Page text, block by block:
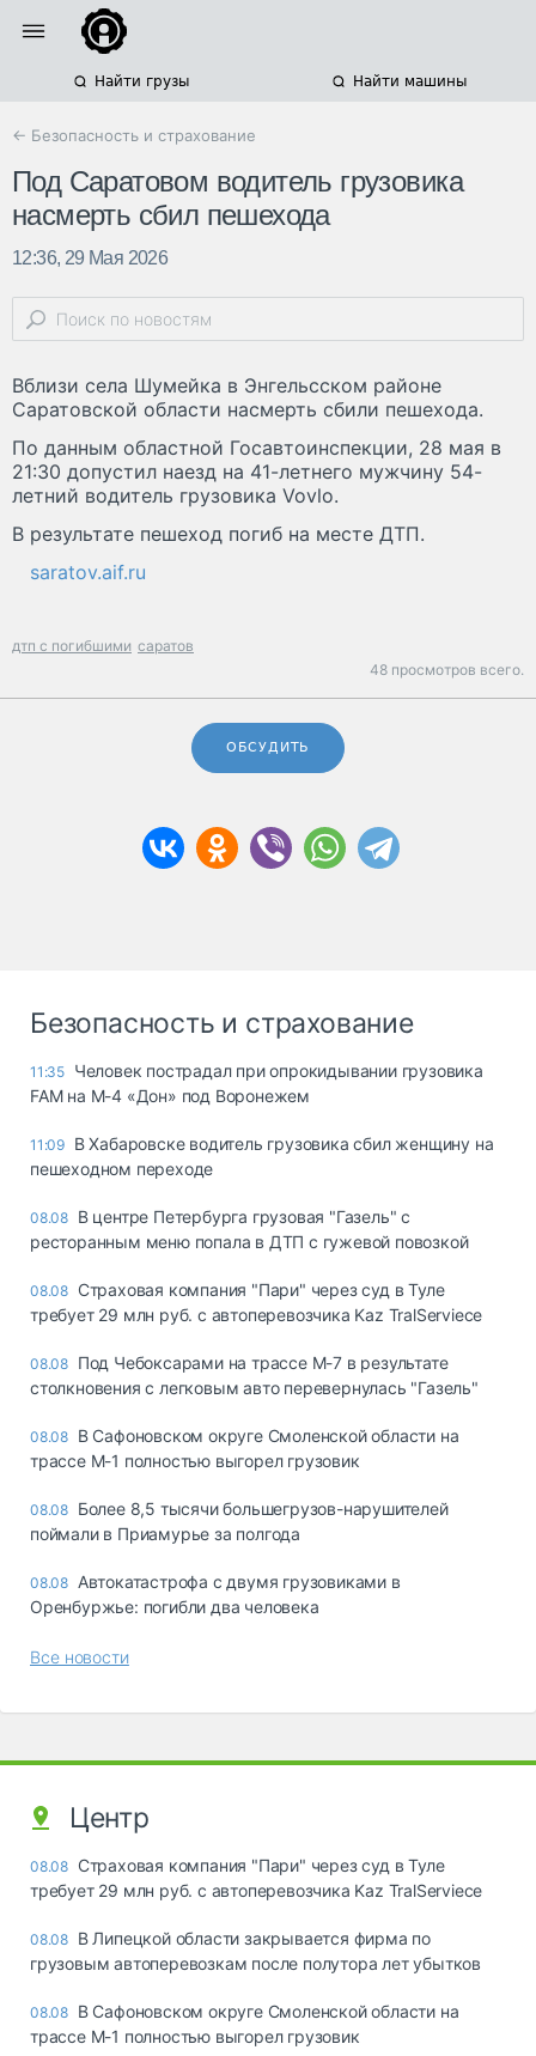
Найти грузы Найти машины
← Безопасность и страхование
Под Саратовом водитель грузовика
насмерть сбил пешехода
12:36, 29 Мая 2026
Вблизи села Шумейка в Энгельсском районе
Саратовской области насмерть сбили пешехода.
По данным областной Госавтоинспекции, 28 мая в
21:30 допустил наезд на 41-летнего мужчину 54-
летний водитель грузовика Vovlo.
В результате пешеход погиб на месте ДТП.
saratov.aif.ru
дтп с погибшими саратов
48 просмотров всего.
ОБСУДИТЬ
Безопасность и страхование
11:35 Человек пострадал при опрокидывании грузовика
FAM на М-4 «Дон» под Воронежем
11:09 В Хабаровске водитель грузовика сбил женщину на
пешеходном переходе
08.08 В центре Петербурга грузовая "Газель" с
ресторанным меню попала в ДТП с гужевой повозкой
08.08 Страховая компания "Пари" через суд в Туле
требует 29 млн руб. с автоперевозчика Kaz TralServiece
08.08 Под Чебоксарами на трассе М-7 в результате
столкновения с легковым авто перевернулась "Газель"
08.08 В Сафоновском округе Смоленской области на
трассе М-1 полностью выгорел грузовик
08.08 Более 8,5 тысячи большегрузов-нарушителей
поймали в Приамурье за полгода
08.08 Автокатастрофа с двумя грузовиками в
Оренбуржье: погибли два человека
Все новости
Центр
08.08 Страховая компания "Пари" через суд в Туле
требует 29 млн руб. с автоперевозчика Kaz TralServiece
08.08 В Липецкой области закрывается фирма по
грузовым автоперевозкам после полутора лет убытков
08.08 В Сафоновском округе Смоленской области на
трассе М-1 полностью выгорел грузовик